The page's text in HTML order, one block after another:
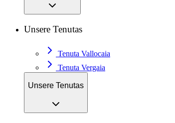
Unsere Tenutas
Tenuta Vallocaia
Tenuta Vergaia
Unsere Tenutas